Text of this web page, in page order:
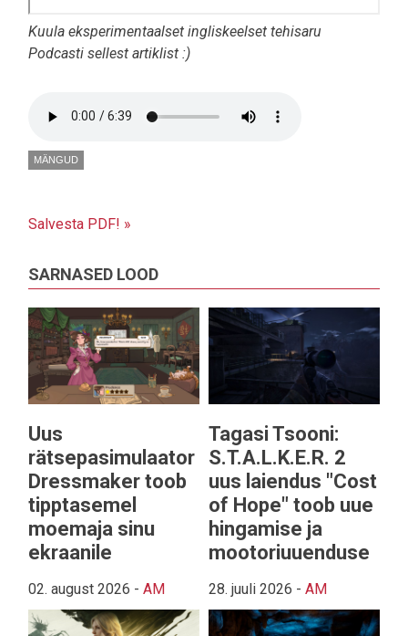
Kuula eksperimentaalset ingliskeelset tehisaru
Podcasti sellest artiklist :)
MÄNGUD
Salvesta PDF! »
SARNASED LOOD
Uus
rätsepasimulaator
Dressmaker toob
tipptasemel
moemaja sinu
ekraanile
02. august 2026 - AM
Tagasi Tsooni:
S.T.A.L.K.E.R. 2
uus laiendus "Cost
of Hope" toob uue
hingamise ja
mootoriuuenduse
28. juuli 2026 - AM